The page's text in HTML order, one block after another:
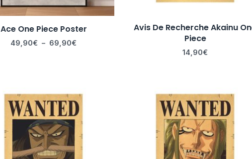
Ace One Piece Poster
49,90€ – 69,90€
Avis De Recherche Akainu
Piece
14,90€